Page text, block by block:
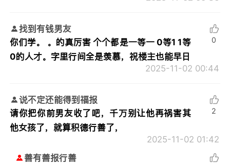
找到有钱男友
你们学。 。的真厉害 个个都是一等一 0等1 1等
0的人才。字里行间全是羡慕，祝楼主也能早日
2025-11-02 00:44
0
说不定还能得到福报
请你把你前男友收了吧，千万别让他再祸害其
他女孩了，就算积德行善了，
2025-11-02 01:42
2
善有善报行善